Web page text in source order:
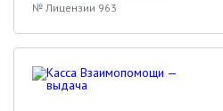
№ Лицензии 963